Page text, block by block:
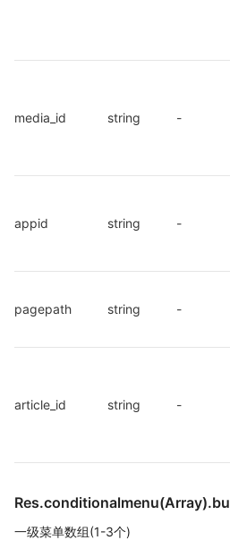
media_id string -
appid string -
pagepath string -
article_id string -
一级菜单数组(1-3个)